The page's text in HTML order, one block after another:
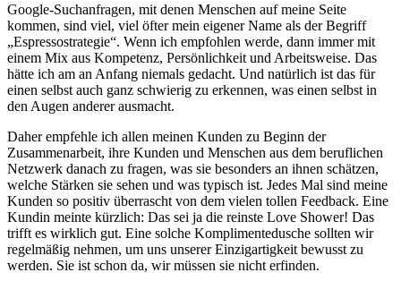
Google-Suchanfragen, mit denen Menschen auf meine Seite
kommen, sind viel, viel öfter mein eigener Name als der Begriff
„Espressostrategie“. Wenn ich empfohlen werde, dann immer mit
einem Mix aus Kompetenz, Persönlichkeit und Arbeitsweise. Das
hätte ich am an Anfang niemals gedacht. Und natürlich ist das für
einen selbst auch ganz schwierig zu erkennen, was einen selbst in
den Augen anderer ausmacht.
Daher empfehle ich allen meinen Kunden zu Beginn der
Zusammenarbeit, ihre Kunden und Menschen aus dem beruflichen
Netzwerk danach zu fragen, was sie besonders an ihnen schätzen,
welche Stärken sie sehen und was typisch ist. Jedes Mal sind meine
Kunden so positiv überrascht von dem vielen tollen Feedback. Eine
Kundin meinte kürzlich: Das sei ja die reinste Love Shower! Das
trifft es wirklich gut. Eine solche Komplimentedusche sollten wir
regelmäßig nehmen, um uns unserer Einzigartigkeit bewusst zu
werden. Sie ist schon da, wir müssen sie nicht erfinden.